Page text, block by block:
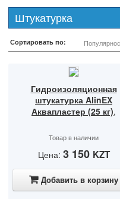
Штукатурка
Сортировать по:
Гидроизоляционная
штукатурка AlinEX
Аквапластер (25 кг),
Товар в наличии
Цена: 3 150 KZT
Добавить в корзину